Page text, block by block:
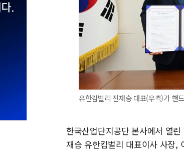
유한킴벌리 진재승 대표(우측)가 핸
한국산업단지공단 본사에서 열
재승 유한킴벌리 대표이사 사장,